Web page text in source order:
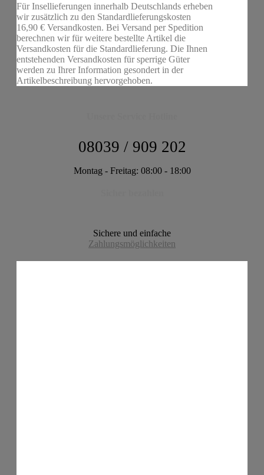
Für Insellieferungen innerhalb Deutschlands erheben
wir zusätzlich zu den Standardlieferungskosten
16,90 € Versandkosten. Bei Versand per Spedition
berechnen wir für weitere bestellte Artikel die
Versandkosten für die Standardlieferung. Die Ihnen
entstehenden Versandkosten für sperrige Güter
werden zu Ihrer Information gesondert in der
Artikelbeschreibung hervorgehoben.
08039 / 909 202
Montag - Freitag: 08:00 - 18:00
Sichere und einfache
Zahlungsmöglichkeiten